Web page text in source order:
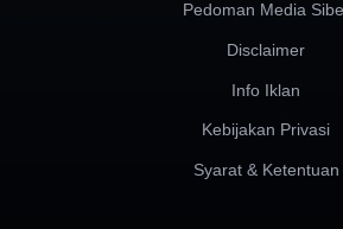
Pedoman Media
Disclaimer
Info Iklan
Kebijakan Privasi
Syarat & Ketentuan